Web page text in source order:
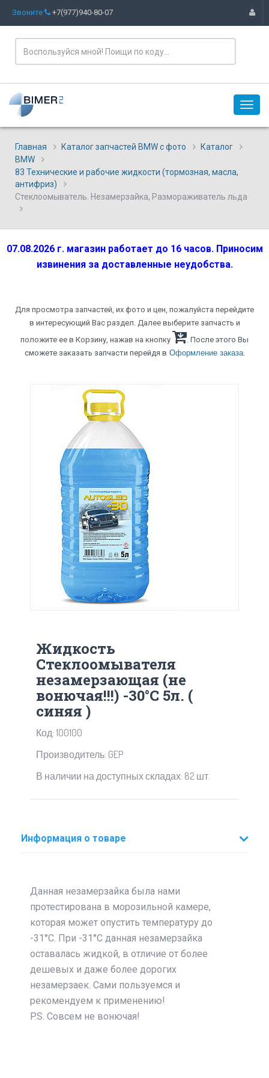
Звоните +7(977)940-80-07
Главная Каталог запчастей BMW с фото
Каталог
BMW
83 Технические и рабочие жидкости (тормозная, масла,
антифриз)
Стеклоомыватель. Незамерзайка, Размораживатель льда
07.08.2026 г. магазин работает до 16 часов. Приносим
извинения за доставленные неудобства.
Для просмотра запчастей, их фото и цен, пожалуйста перейдите
в интересующий Вас раздел. Далее выберите запчасть и
положите ее в Корзину, нажав на кнопку
. После этого Вы
сможете заказать запчасти перейдя в Оформление заказа.
Жидкость
Стеклоомывателя
незамерзающая (не
вонючая!!!) -30°C 5л. (
синяя )
Код: 100100
Производитель: GEP
В наличии на доступных складах: 82 шт.
Информация о товаре
Данная незамерзайка была нами
протестирована в морозильной камере,
которая может опустить температуру до
-31°C. При -31°C данная незамерзайка
оставалась жидкой, в отличие от более
дешевых и даже более дорогих
незамерзаек. Сами пользуемся и
рекомендуем к применению!
P.S. Совсем не вонючая!